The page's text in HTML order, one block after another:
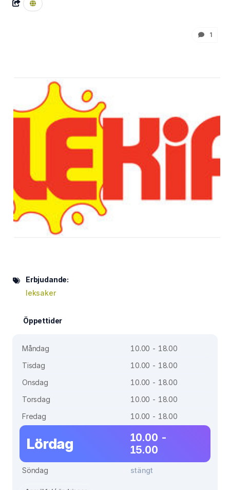
1
Erbjudande:
leksaker
Öppettider
Måndag
10.00 - 18.00
Tisdag
10.00 - 18.00
Onsdag
10.00 - 18.00
Torsdag
10.00 - 18.00
Fredag
10.00 - 18.00
Lördag
10.00 -
15.00
Söndag stängt